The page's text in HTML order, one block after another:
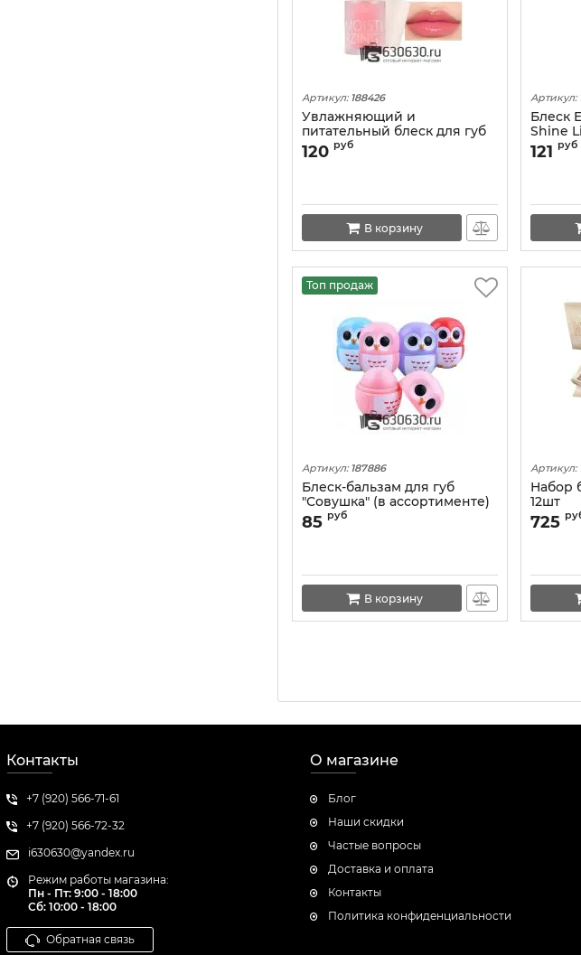
Артикул: 188426
Увлажняющий и
питательный блеск для губ
Jelly Lip Oil (в ассортименте)
1шт.
120 руб
В корзину
Артикул:
Блеск
Shine
121 руб
Топ продаж
Артикул: 187886
Блеск-бальзам для губ
"Совушка" (в ассортименте)
1шт.
85 руб
В корзину
Артикул:
Набор
12шт
725
Контакты
+7 (920) 566-71-61
+7 (920) 566-72-32
i630630@yandex.ru
Режим работы магазина:
Пн - Пт: 9:00 - 18:00
Сб: 10:00 - 18:00
Обратная связь
О магазине
Блог
Наши скидки
Частые вопросы
Доставка и оплата
Контакты
Политика конфиденциальности